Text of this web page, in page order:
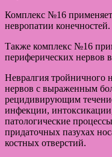
Комплекс №16
невропатии конечностей.
Также комплекс №16
периферических нервов
Невралгия тройничного
нервов с выраженным
рецидивирующим
инфекции,
патологические
придаточных пазухах
костных отверстий.